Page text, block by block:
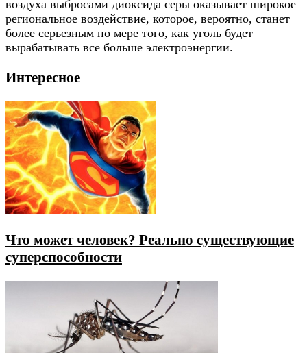
воздуха выбросами диоксида серы оказывает широкое
региональное воздействие, которое, вероятно, станет
более серьезным по мере того, как уголь будет
вырабатывать все больше электроэнергии.
Интересное
Что может человек? Реально существующие
суперспособности